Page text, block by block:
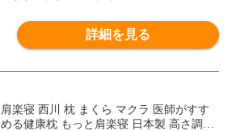
詳細を見る
肩楽寝 西川 枕 まくら マクラ 医師がすす
める健康枕 もっと肩楽寝 日本製 高さ調節